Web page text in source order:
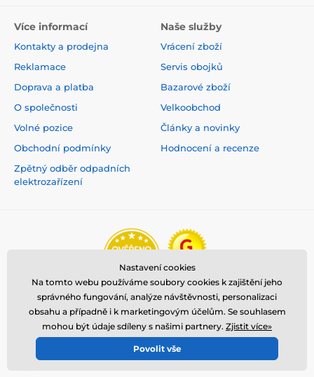
Více informací
Kontakty a prodejna
Reklamace
Doprava a platba
O společnosti
Volné pozice
Obchodní podmínky
Zpětný odběr odpadních
elektrozařízení
Naše služby
Vrácení zboží
Servis obojků
Bazarové zboží
Velkoobchod
Články a novinky
Hodnocení a recenze
© 2026 www.reedog.cz ⦁ E-shop vytvořila
Nastavení cookies
Na tomto webu používáme soubory cookies k zajištění jeho
správného fungování, analýze návštěvnosti, personalizaci
obsahu a případně i k marketingovým účelům. Se souhlasem
mohou být údaje sdíleny s našimi partnery. Zjistit více»
Povolit vše